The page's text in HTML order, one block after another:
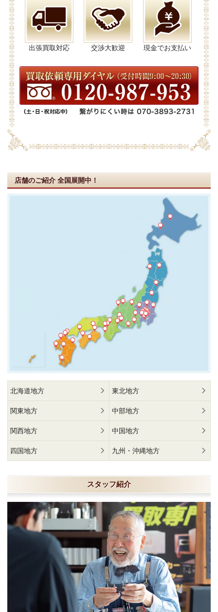
出張買取対応 交渉大歓迎 現金でお支払い
店舗のご紹介 全国展開中！
北海道地方 東北地方
関東地方 中部地方
関西地方 中国地方
四国地方 九州・沖縄地方
スタッフ紹介